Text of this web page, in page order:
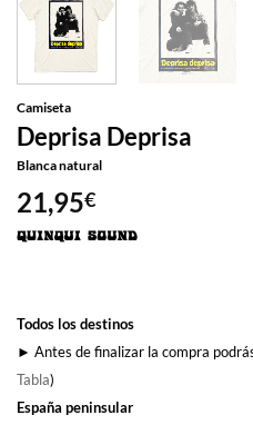
Camiseta
Deprisa Deprisa
Blanca natural
21,95€
Todos los destinos
► Antes de finalizar la compra
Tabla)
España peninsular